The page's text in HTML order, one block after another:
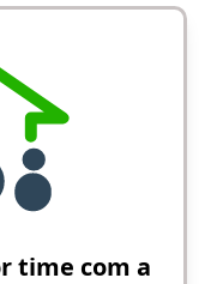
time com a